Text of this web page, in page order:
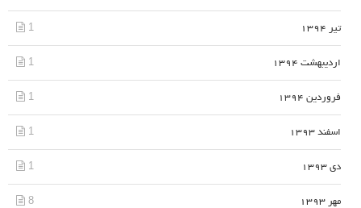
تیر 1394 1
اردیبهشت 1394 1
فروردین 1394 1
اسفند 1393 1
دی 1393 1
مهر 1393 8